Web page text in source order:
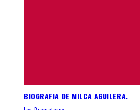
BIOGRAFIA DE MILCA AGUILERA.